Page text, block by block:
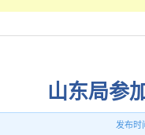
山东局参
发布